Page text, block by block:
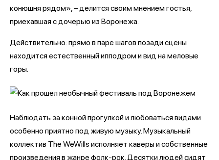
конюшня рядом», – делится своим мнением гостья,
приехавшая с дочерью из Воронежа.
Действительно: прямо в паре шагов позади сцены
находится естественный ипподром и вид на меловые
горы.
Наблюдать за конной прогулкой и любоваться видами
особенно приятно под живую музыку. Музыкальный
коллектив The WeWills исполняет каверы и собственные
произведения в жанре фолк-рок. Десятки людей сидят